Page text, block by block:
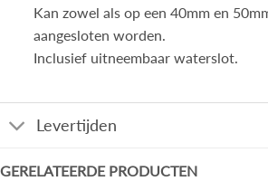
Kan zowel als op een 40mm en
aangesloten worden.
Inclusief uitneembaar waterslot.
Levertijden
GERELATEERDE PRODUCTEN